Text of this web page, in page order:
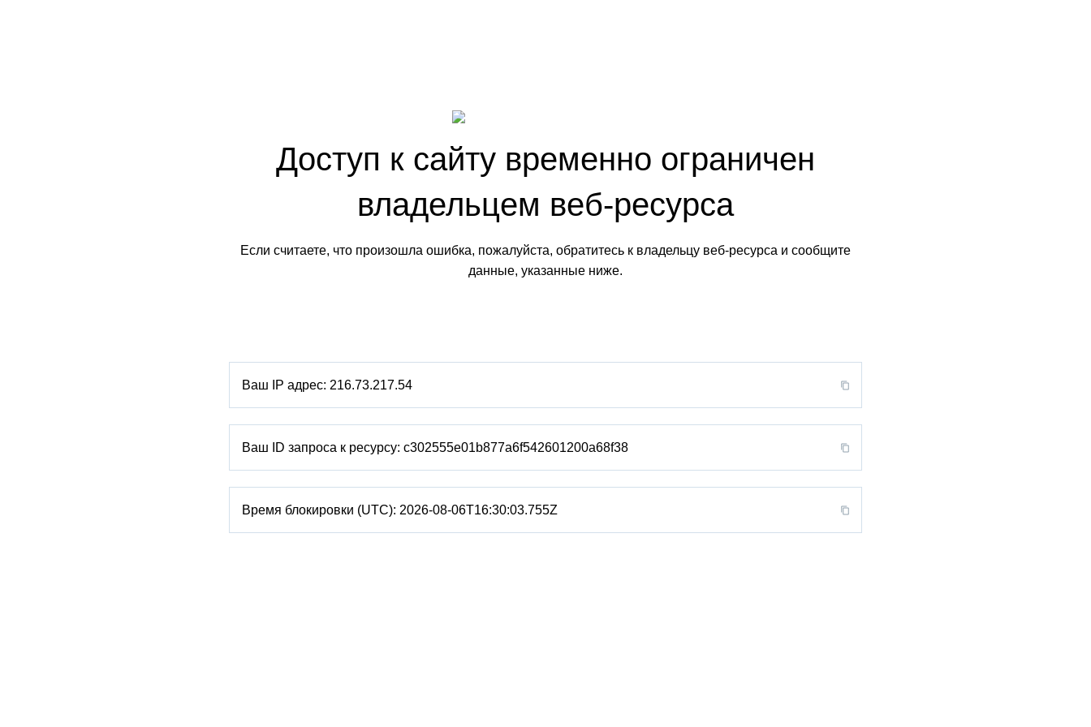
Доступ к сайту временно ограничен
владельцем веб-ресурса
Если считаете, что произошла ошибка, пожалуйста, обратитесь к владельцу веб-ресурса и сообщите
данные, указанные ниже.
Ваш IP адрес: 216.73.217.54
Ваш ID запроса к ресурсу: c302555e01b877a6f542601200a68f38
Время блокировки (UTC): 2026-08-06T16:30:03.755Z